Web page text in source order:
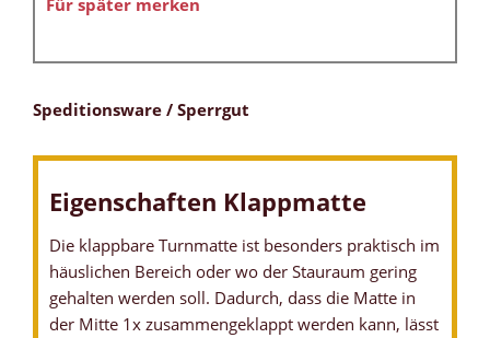
Für später merken
Speditionsware / Sperrgut
Eigenschaften Klappmatte
Die klappbare Turnmatte ist besonders praktisch im
häuslichen Bereich oder wo der Stauraum gering
gehalten werden soll. Dadurch, dass die Matte in
der Mitte 1x zusammengeklappt werden kann, lässt